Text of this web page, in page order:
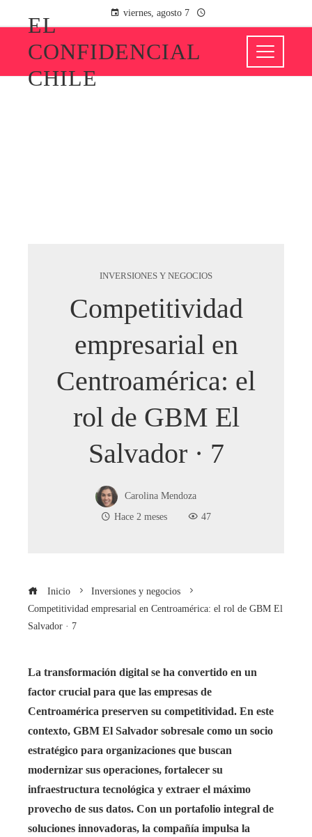
viernes, agosto 7
EL
CONFIDENCIAL
CHILE
INVERSIONES Y NEGOCIOS
Competitividad
empresarial en
Centroamérica: el
rol de GBM El
Salvador · 7
Carolina Mendoza
Hace 2 meses
47
Inicio
Inversiones y negocios
Competitividad empresarial en Centroamérica: el rol de GBM El
Salvador · 7
La transformación digital se ha convertido en un
factor crucial para que las empresas de
Centroamérica preserven su competitividad. En este
contexto, GBM El Salvador sobresale como un socio
estratégico para organizaciones que buscan
modernizar sus operaciones, fortalecer su
infraestructura tecnológica y extraer el máximo
provecho de sus datos. Con un portafolio integral de
soluciones innovadoras, la compañía impulsa la